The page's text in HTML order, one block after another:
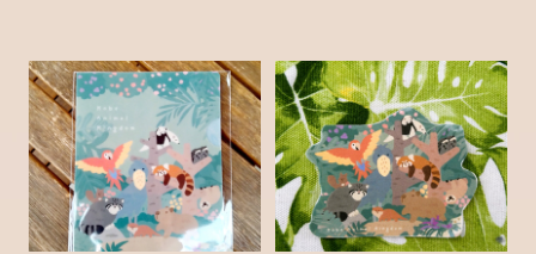
お買い得コーナー
CATEGORY
生物多様性保全